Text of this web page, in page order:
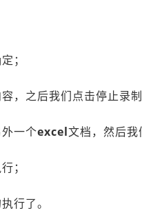
；
，之后我们点击停止录
一个excel文档，然后
；
行了。